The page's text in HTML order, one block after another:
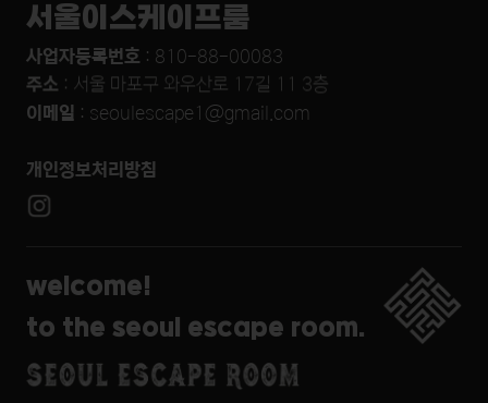
서울이스케이프룸
사업자등록번호 : 810-88-00083
주소 : 서울 마포구 와우산로 17길 11 3층
이메일 : seoulescape1@gmail.com
개인정보처리방침
welcome!
to the seoul escape room.